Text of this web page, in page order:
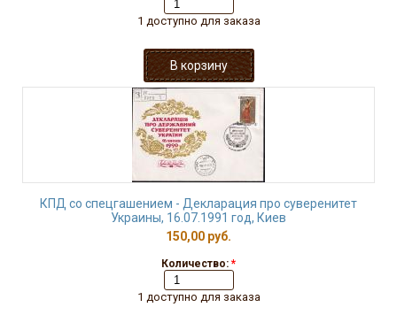
1 доступно для заказа
КПД со спецгашением - Декларация про суверенитет
Украины, 16.07.1991 год, Киев
150,00 руб.
Количество: *
1 доступно для заказа